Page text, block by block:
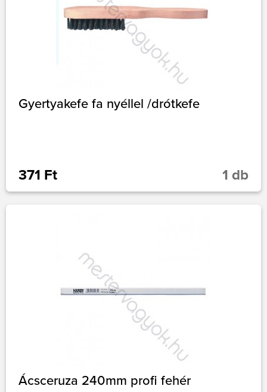
Gyertyakefe fa nyéllel /drótkefe
371 Ft 1 db
Ácsceruza 240mm profi fehér